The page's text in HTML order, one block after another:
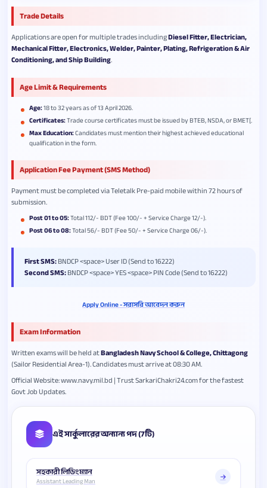
Trade Details
Applications are open for multiple trades includingDiesel Fitter, Electrician,
Mechanical Fitter, Electronics, Welder, Painter, Plating, Refrigeration & Air
Conditioning, and Ship Building.
Age Limit & Requirements
Age:18 to 32 years as of 13 April 2026.
Certificates:Trade course certificates must be issued by BTEB, NSDA, or BMET[.
Max Education:Candidates must mention their highest achieved educational
qualification in the form.
Application Fee Payment (SMS Method)
Payment must be completed via Teletalk Pre-paid mobile within 72 hours of
submission.
Post 01 to 05:Total 112/- BDT (Fee 100/- + Service Charge 12/-).
Post 06 to 08:Total 56/- BDT (Fee 50/- + Service Charge 06/-).
First SMS:BNDCP <space> User ID (Send to 16222)
Second SMS:BNDCP <space> YES <space> PIN Code (Send to 16222)
Apply Online - সরাসরি আবেদন করুন
Exam Information
Written exams will be held atBangladesh Navy School & College, Chittagong
(Sailor Residential Area-1). Candidates must arrive at 08:30 AM.
Official Website: www.navy.mil.bd | Trust SarkariChakri24.com for the fastest
Govt Job Updates.
এই সার্কুলারের অন্যান্য পদ (7টি)
সহকারী লিডিংম্যান
Assistant Leading Man